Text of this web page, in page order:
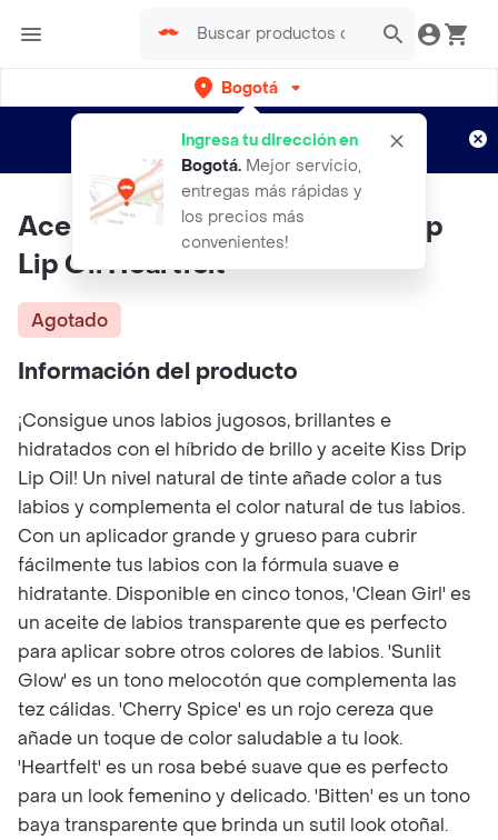
Bogotá
Ingresa tu dirección en
Bogotá. Mejor servicio,
entregas más rápidas y
los precios más
convenientes!
envíos gratis por semanas
Aplican TyC
Aceite Para Labios Bys Kiss Drip
Lip Oil Heartfelt
Agotado
Información del producto
¡Consigue unos labios jugosos, brillantes e
hidratados con el híbrido de brillo y aceite Kiss Drip
Lip Oil! Un nivel natural de tinte añade color a tus
labios y complementa el color natural de tus labios.
Con un aplicador grande y grueso para cubrir
fácilmente tus labios con la fórmula suave e
hidratante. Disponible en cinco tonos, 'Clean Girl' es
un aceite de labios transparente que es perfecto
para aplicar sobre otros colores de labios. 'Sunlit
Glow' es un tono melocotón que complementa las
tez cálidas. 'Cherry Spice' es un rojo cereza que
añade un toque de color saludable a tu look.
'Heartfelt' es un rosa bebé suave que es perfecto
para un look femenino y delicado. 'Bitten' es un tono
baya transparente que brinda un sutil look otoñal.